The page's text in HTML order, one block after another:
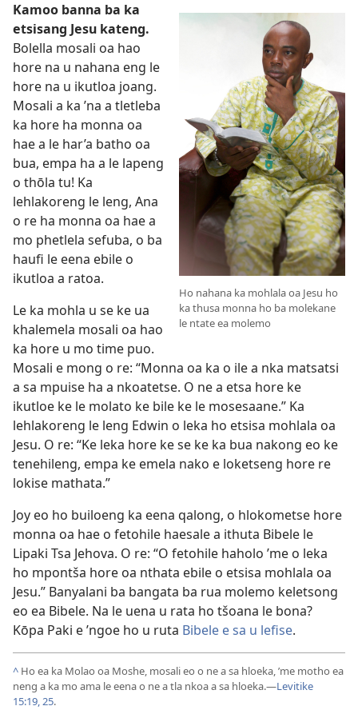
Ho nahana ka mohlala oa Jesu ho
ka thusa monna ho ba molekane
le ntate ea molemo
Kamoo banna ba ka
etsisang Jesu kateng.
Bolella mosali oa hao
hore na u nahana eng le
hore na u ikutloa joang.
Mosali a ka ’na a tletleba
ka hore ha monna oa
hae a le har’a batho oa
bua, empa ha a le lapeng
o thōla tu! Ka
lehlakoreng le leng, Ana
o re ha monna oa hae a
mo phetlela sefuba, o ba
haufi le eena ebile o
ikutloa a ratoa.
Le ka mohla u se ke ua
khalemela mosali oa hao
ka hore u mo time puo.
Mosali e mong o re: “Monna oa ka o ile a nka matsatsi
a sa mpuise ha a nkoatetse. O ne a etsa hore ke
ikutloe ke le molato ke bile ke le mosesaane.” Ka
lehlakoreng le leng Edwin o leka ho etsisa mohlala oa
Jesu. O re: “Ke leka hore ke se ke ka bua nakong eo ke
tenehileng, empa ke emela nako e loketseng hore re
lokise mathata.”
Joy eo ho builoeng ka eena qalong, o hlokometse hore
monna oa hae o fetohile haesale a ithuta Bibele le
Lipaki Tsa Jehova. O re: “O fetohile haholo ’me o leka
ho mpontša hore oa nthata ebile o etsisa mohlala oa
Jesu.” Banyalani ba bangata ba rua molemo keletsong
eo ea Bibele. Na le uena u rata ho tšoana le bona?
Kōpa Paki e ’ngoe ho u ruta Bibele e sa u lefise.
^ Ho ea ka Molao oa Moshe, mosali eo o ne a sa hloeka, ’me motho ea
neng a ka mo ama le eena o ne a tla nkoa a sa hloeka.—Levitike
15:19,25.